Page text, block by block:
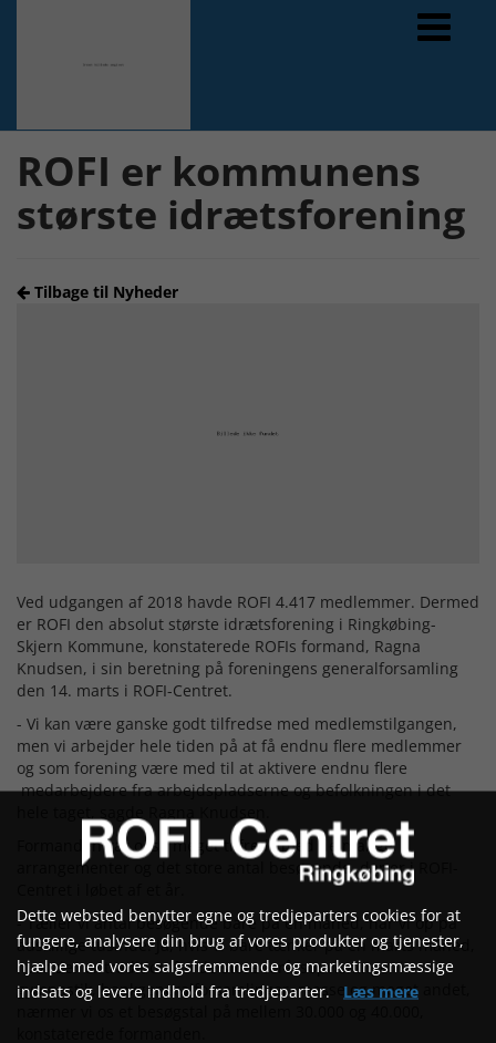
ROFI er kommunens
største idrætsforening
Tilbage til Nyheder
Ved udgangen af 2018 havde ROFI 4.417 medlemmer. Dermed
er ROFI den absolut største idrætsforening i Ringkøbing-
Skjern Kommune, konstaterede ROFIs formand, Ragna
Knudsen, i sin beretning på foreningens generalforsamling
den 14. marts i ROFI-Centret.
- Vi kan være ganske godt tilfredse med medlemstilgangen,
men vi arbejder hele tiden på at få endnu flere medlemmer
og som forening være med til at aktivere endnu flere
medarbejdere fra arbejdspladserne og befolkningen i det
Formanden var også meget tilfreds med de mange
arrangementer og det store antal besøgende, der er i ROFI-
- Tæller vi antal besøgende bare på en måned, når vi op på
adskillige tusinde. Ja, hvis vi bare tænker på en marts måned,
hvor der er tradition for de store forårsopvisninger i
gymnastik, bankgeneralforsamlinger, messe og meget andet,
Dette websted benytter egne og tredjeparters cookies for at
fungere, analysere din brug af vores produkter og tjenester,
hjælpe med vores salgsfremmende og marketingsmæssige
indsats og levere indhold fra tredjeparter. Læs mere